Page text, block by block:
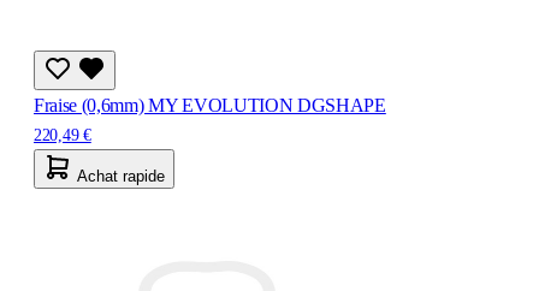
Fraise (0,6mm) MY EVOLUTION DGSHAPE
220,49 €
Achat rapide